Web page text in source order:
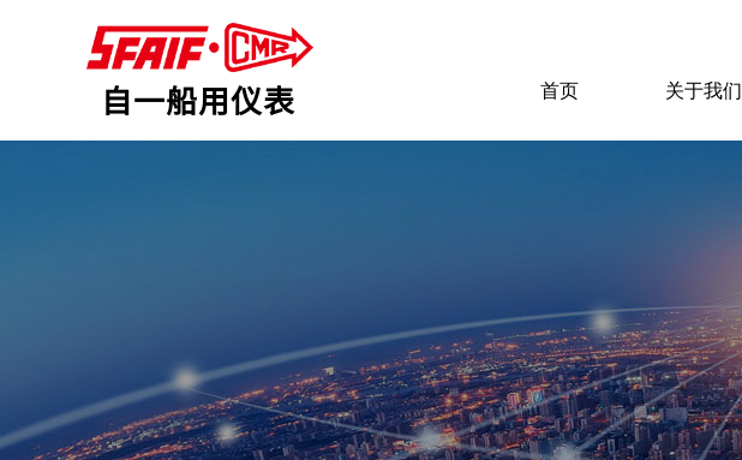
自一船用仪表 首页 关于我们